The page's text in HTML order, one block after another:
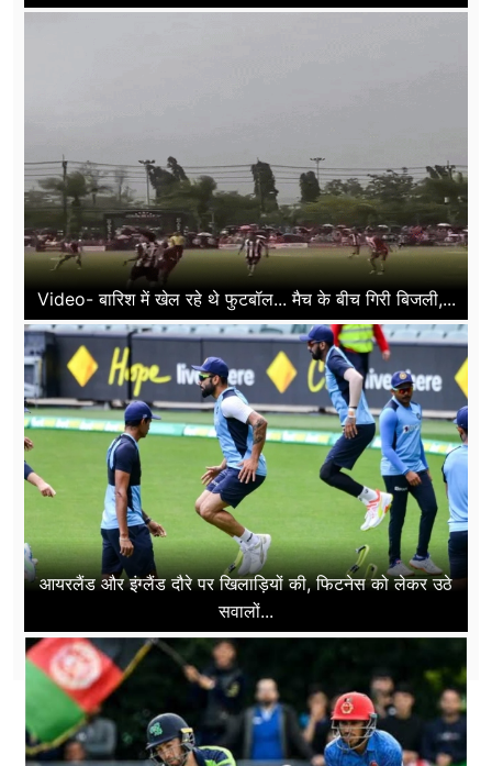
Video- बारिश में खेल रहे थे फुटबॉल... मैच के बीच गिरी बिजली,...
आयरलैंड और इंग्लैंड दौरे पर खिलाड़ियों की, फिटनेस को लेकर उठे
सवालों...